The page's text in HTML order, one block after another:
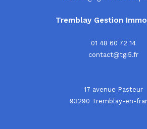
Tremblay Gestion
01 48 60 72 14
contact@tgi5.fr
17 avenue Pasteur
93290
tremblay-en-